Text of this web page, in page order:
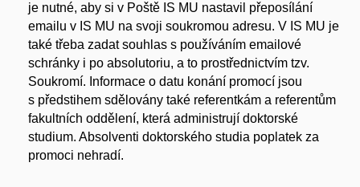
je nutné, aby si v Poště IS MU nastavil přeposílání
emailu v IS MU na svoji soukromou adresu. V IS MU je
také třeba zadat souhlas s používáním emailové
schránky i po absolutoriu, a to prostřednictvím tzv.
Soukromí. Informace o datu konání promocí jsou
s předstihem sdělovány také referentkám a referentům
fakultních oddělení, která administrují doktorské
studium. Absolventi doktorského studia poplatek za
promoci nehradí.